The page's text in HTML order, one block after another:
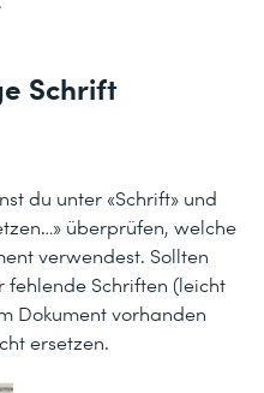
Schrift
du unter «Schrift» und
überprüfen, welche
verwendest. Sollten
Schriften (leicht
Dokument vorhanden
ersetzen.